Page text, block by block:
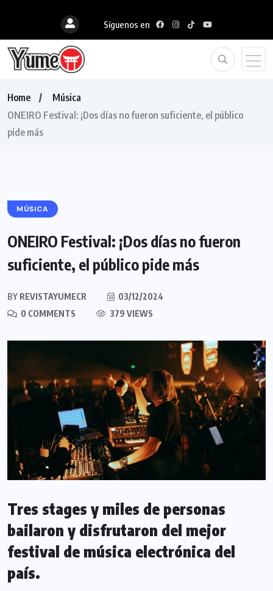
Síguenos en
Home
Música
ONEIRO Festival: ¡Dos días no fueron suficiente, el público
pide más
MÚSICA
ONEIRO Festival: ¡Dos días no fueron
suficiente, el público pide más
BY REVISTAYUMECR
03/12/2024
0 COMMENTS
379 VIEWS
Tres stages y miles de personas
bailaron y disfrutaron del mejor
festival de música electrónica del
país.